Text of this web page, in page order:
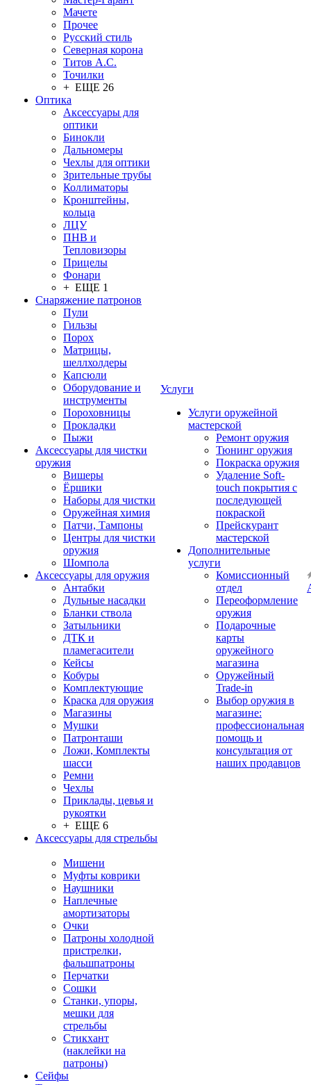
Мачете
Прочее
Русский стиль
Северная корона
Титов А.С.
Точилки
+ ЕЩЕ 26
Оптика
Аксессуары для
оптики
Бинокли
Дальномеры
Чехлы для оптики
Зрительные трубы
Коллиматоры
Кронштейны,
кольца
ЛЦУ
ПНВ и
Тепловизоры
Прицелы
Фонари
+ ЕЩЕ 1
Снаряжение патронов
Пули
Гильзы
Порох
Матрицы,
шеллхолдеры
Капсюли
Оборудование и
инструменты
Пороховницы
Прокладки
Пыжи
Аксессуары для чистки
оружия
Вишеры
Ёршики
Наборы для чистки
Оружейная химия
Патчи, Тампоны
Центры для чистки
оружия
Шомпола
Аксессуары для оружия
Антабки
Дульные насадки
Бланки ствола
Затыльники
ДТК и
пламегасители
Кейсы
Кобуры
Комплектующие
Краска для оружия
Магазины
Мушки
Патронташи
Ложи, Комплекты
шасси
Ремни
Чехлы
Приклады, цевья и
рукоятки
+ ЕЩЕ 6
Аксессуары для стрельбы
Мишени
Муфты коврики
Наушники
Наплечные
амортизаторы
Очки
Патроны холодной
пристрелки,
фальшпатроны
Перчатки
Сошки
Станки, упоры,
мешки для
стрельбы
Стикхант
(наклейки на
патроны)
Сейфы
Услуги
Услуги оружейной
мастерской
Ремонт оружия
Тюнинг оружия
Покраска оружия
Удаление Soft-
touch покрытия с
последующей
покраской
Прейскурант
мастерской
Дополнительные
услуги
Комиссионный
отдел
Переоформление
оружия
Подарочные
карты
оружейного
магазина
Оружейный
Trade-in
Выбор оружия в
магазине:
профессиональная
помощь и
консультация от
наших продавцов